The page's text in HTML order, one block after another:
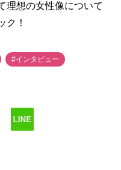
理想の女性像について
ク！
#インタビュー